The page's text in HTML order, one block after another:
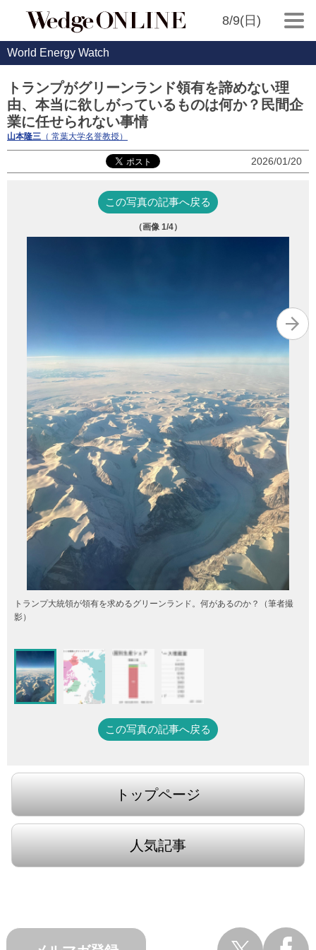
8/9(日)
World Energy Watch
トランプがグリーンランド領有を諦めない理
由、本当に欲しがっているものは何か？民間企
業に任せられない事情
山本隆三 （ 常葉大学名誉教授）
2026/01/20
この写真の記事へ戻る
（画像 1/4）
トランプ大統領が領有を求めるグリーンランド。何があるのか？（筆者撮
影）
この写真の記事へ戻る
トップページ
人気記事